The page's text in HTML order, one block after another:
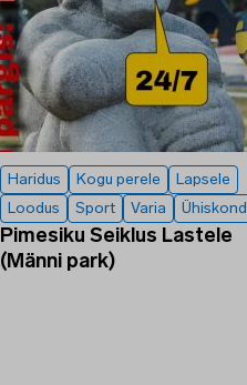
Haridus Kogu perele
Lapsele
Loodus
Sport Varia Ühiskond
Pimesiku Seiklus Lastele
(Männi park)